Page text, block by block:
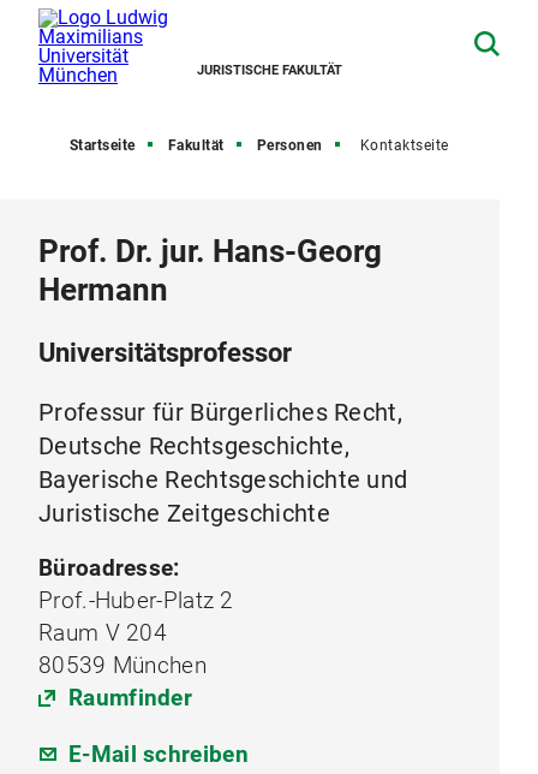
JURISTISCHE FAKULTÄT
Startseite Fakultät Personen Kontaktseite
Prof. Dr. jur. Hans-Georg
Hermann
Universitätsprofessor
Professur für Bürgerliches Recht,
Deutsche Rechtsgeschichte,
Bayerische Rechtsgeschichte und
Juristische Zeitgeschichte
Büroadresse:
Prof.-Huber-Platz 2
Raum V 204
80539 München
Raumfinder
E-Mail schreiben